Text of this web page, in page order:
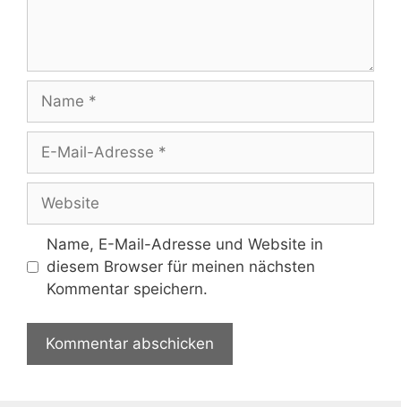
Mail-
Adresse
Name, E-Mail-Adresse und Website in
diesem Browser für meinen nächsten
Kommentar speichern.